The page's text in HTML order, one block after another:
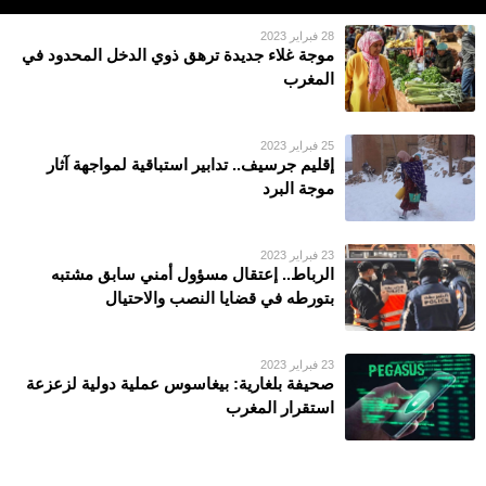
28 فبراير 2023
موجة غلاء جديدة ترهق ذوي الدخل المحدود في
المغرب
25 فبراير 2023
إقليم جرسيف.. تدابير استباقية لمواجهة آثار
موجة البرد
23 فبراير 2023
الرباط.. إعتقال مسؤول أمني سابق مشتبه
بتورطه في قضايا النصب والاحتيال
23 فبراير 2023
صحيفة بلغارية: بيغاسوس عملية دولية لزعزعة
استقرار المغرب